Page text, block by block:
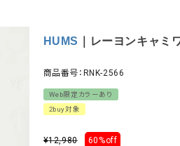
ィガン・ベスト
ット・パーカー
チュニ
ワンピース・チュニック
サロペット・オーバーオール
スカート
ジャケット・アウター
ラッピン
HUMS ｜レーヨンキャ
商品番号：RNK-2566
Web限定カラーあり
2buy対象
¥12,980 60%off